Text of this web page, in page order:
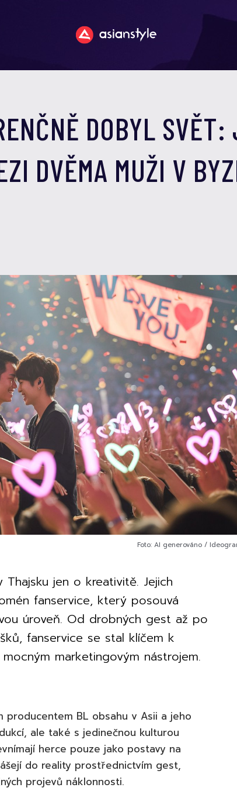
DOBYL
DVĚMA MUŽI V
Foto: AI generováno /
jen o kreativitě. Jejich
fanservice, který posouvá
úroveň. Od drobných gest až po
fanservice se stal klíčem k
marketingovým nástrojem.
producentem BL obsahu v Asii a jeho
ale také s jedinečnou kulturou
herce pouze jako postavy na
do reality prostřednictvím gest,
projevů náklonnosti.